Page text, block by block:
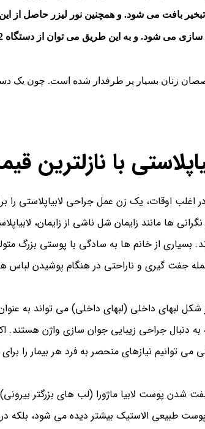
بافت می شود. و همچنین نور لیزر حاصل از
زنان بسیار پر طرفدار شده است. چون یک
با نازلترین
در اغلب اوقات، یک زن عمل جراحی لابیاپلاستی را
ها مانند زایمان شل ناشی از زایمان،
بسیاری از خانم ها به سادگی با پوستی بزرگ
جفت گیری و ناراحتی در هنگام پوشیدن
شکل لبهای داخلی (لبهای داخلی) می تواند به
دنبال جراحی زیبایی جوان سازی واژن هستند.
می توانیم نیازهای منحصر به فرد هر بیمار
شدن پوست لابیا ماژورا (لب های بزرگتر
پوست طبیعی الاستیک بیشتر دیده می شود،